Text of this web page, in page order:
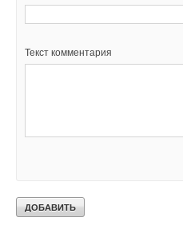
Текст комментария